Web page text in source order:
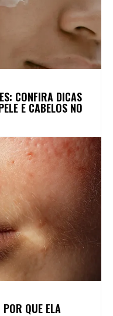
CONFIRA DICAS
E CABELOS NO
QUE ELA